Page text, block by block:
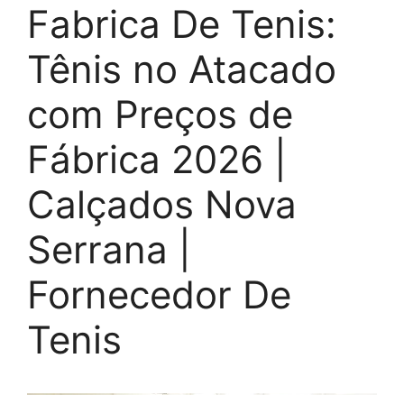
Fabrica De Tenis:
Tênis no Atacado
com Preços de
Fábrica 2026 |
Calçados Nova
Serrana |
Fornecedor De
Tenis